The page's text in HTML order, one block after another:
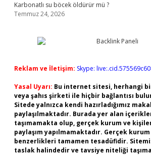
Karbonatlı su böcek öldürür mü ?
Temmuz 24, 2026
Reklam ve İletişim: Skype:
Yasal Uyarı: Bu internet sitesi, herhangi
veya şahıs şirketi ile hiçbir bağlantısı
Sitede yalnızca kendi hazırladığımız
paylaşılmaktadır. Burada yer alan
taşımamakta olup, gerçek kurum ve
paylaşım yapılmamaktadır. Gerçek
benzerlikleri tamamen tesadüfidir.
taslak halindedir ve tavsiye niteliği